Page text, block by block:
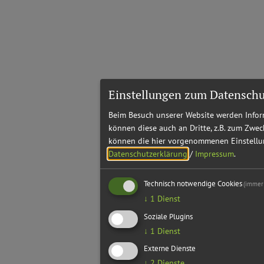
Einstellungen zum
Beim Besuch unserer Website werden
können diese auch an Dritte, z.B. zum
können die hier vorgenommenen
Datenschutzerklärung / Impressum.
Technisch notwendige Cookies
↓ 1 Dienst
Soziale Plugins
↓ 1 Dienst
Externe Dienste